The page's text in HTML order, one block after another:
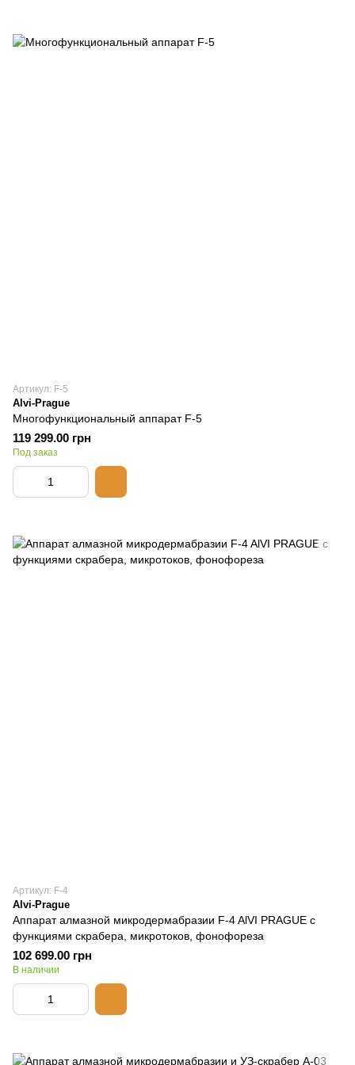
Артикул: F-5
Alvi-Prague
Многофункциональный аппарат F-5
119 299.00 грн
Под заказ
Артикул: F-4
Alvi-Prague
Аппарат алмазной микродермабразии F-4 AlVI PRAGUE с
функциями скрабера, микротоков, фонофореза
102 699.00 грн
В наличии